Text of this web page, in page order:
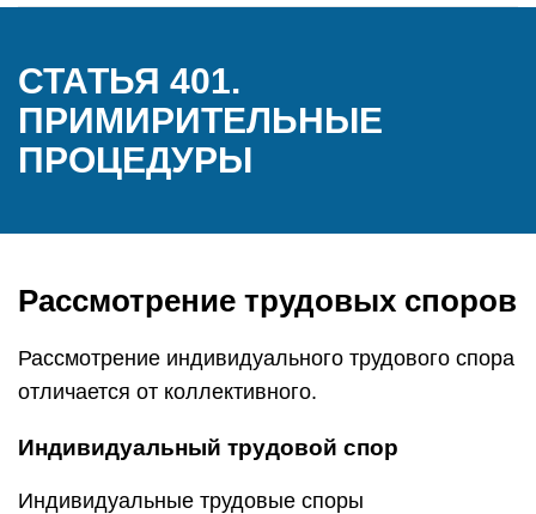
СТАТЬЯ 401.
ПРИМИРИТЕЛЬНЫЕ
ПРОЦЕДУРЫ
Рассмотрение трудовых споров
Рассмотрение индивидуального трудового спора
отличается от коллективного.
Индивидуальный трудовой спор
Индивидуальные трудовые споры